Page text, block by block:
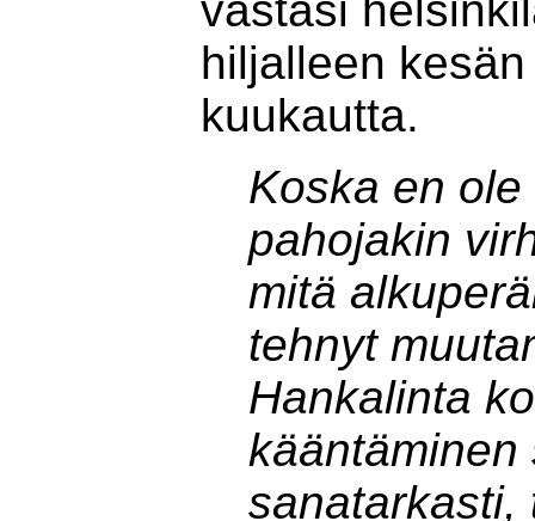
hiljalleen
kuukautta.
Koska en
pahojakin
mitä
tehnyt
Hankalinta
sanatarkasti,